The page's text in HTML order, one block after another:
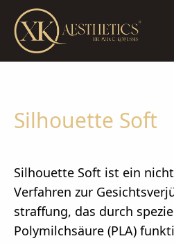
Silhouette Soft
Silhouette Soft ist ein
Verfahren zur
straffung, das durch
Polymilchsäure (PLA)